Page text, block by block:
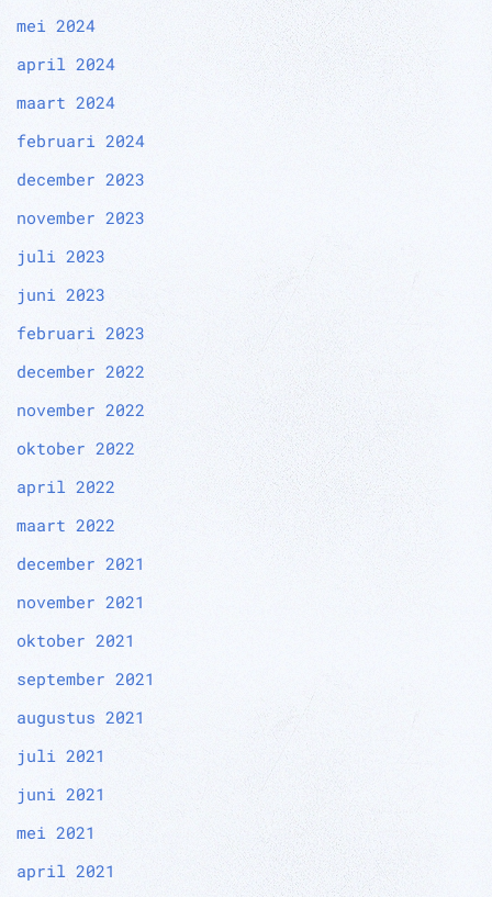
mei 2024
april 2024
maart 2024
februari 2024
december 2023
november 2023
juli 2023
juni 2023
februari 2023
december 2022
november 2022
oktober 2022
april 2022
maart 2022
december 2021
november 2021
oktober 2021
september 2021
augustus 2021
juli 2021
juni 2021
mei 2021
april 2021